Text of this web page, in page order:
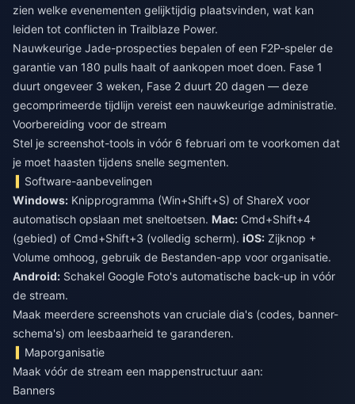
zien welke evenementen gelijktijdig plaatsvinden, wat kan
leiden tot conflicten in Trailblaze Power.
Nauwkeurige Jade-prospecties bepalen of een F2P-speler de
garantie van 180 pulls haalt of aankopen moet doen. Fase 1
duurt ongeveer 3 weken, Fase 2 duurt 20 dagen — deze
gecomprimeerde tijdlijn vereist een nauwkeurige administratie.
Voorbereiding voor de stream
Stel je screenshot-tools in vóór 6 februari om te voorkomen dat
je moet haasten tijdens snelle segmenten.
Software-aanbevelingen
Windows: Knipprogramma (Win+Shift+S) of ShareX voor
automatisch opslaan met sneltoetsen. Mac: Cmd+Shift+4
(gebied) of Cmd+Shift+3 (volledig scherm). iOS: Zijknop +
Volume omhoog, gebruik de Bestanden-app voor organisatie.
Android: Schakel Google Foto's automatische back-up in vóór
de stream.
Maak meerdere screenshots van cruciale dia's (codes, banner-
schema's) om leesbaarheid te garanderen.
Maporganisatie
Maak vóór de stream een mappenstructuur aan:
Banners